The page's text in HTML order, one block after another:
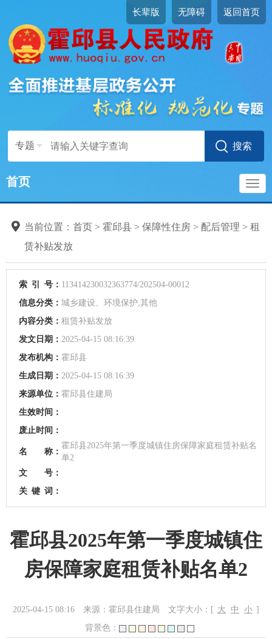
长辈版 无障碍 返回首页
专题
首页
当前位置： 首页 > 霍邱县 > 保障性住房 > 配后管理 > 租
赁补贴发放
索 引 号： 113414230032363774/202504-00012
信息分类： 城乡建设、环境保护,其他
内容分类： 租赁补贴发放
发文日期： 2025-04-15 08:16:39
发布机构： 霍邱县
生成日期： 2025-04-15 08:16:39
来源单位： 霍邱县住建局
生效时间：
废止时间：
名 称：
霍邱县2025年第一季度城镇住房保障家庭租赁补贴名
单2
文 号：
关 键 词：
霍邱县2025年第一季度城镇住
房保障家庭租赁补贴名单2
2025-04-15 08:16 来源：霍邱县住建局 文字大小：[ 大 中 小 ]
背景色：